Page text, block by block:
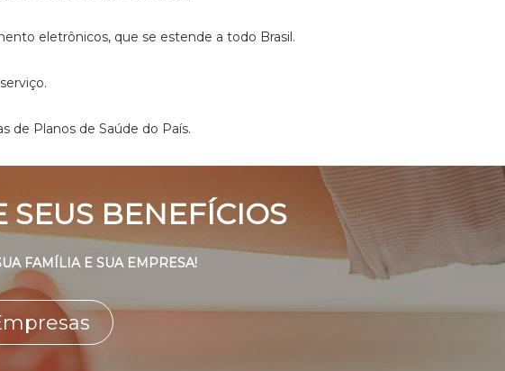
eletrônicos, que se estende a todo Brasil.
de Planos de Saúde do País.
SEUS BENEFÍCIOS
FAMÍLIA E SUA EMPRESA!